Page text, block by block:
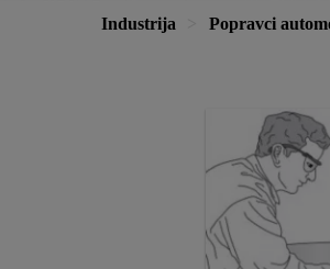
Industrija Popravci